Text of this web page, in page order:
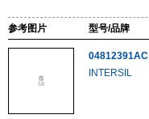
参考图片 型号/品牌
04812391AC
INTERSIL